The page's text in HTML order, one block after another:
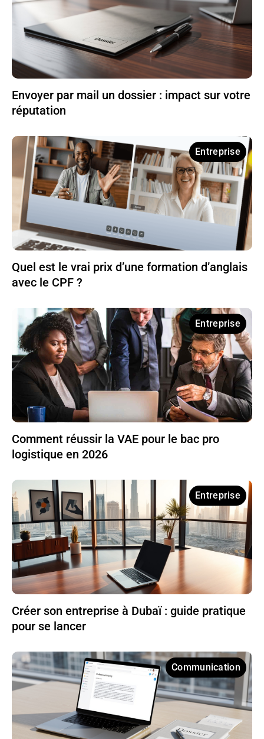
Envoyer par mail un dossier : impact sur votre
réputation
Entreprise
Quel est le vrai prix d’une formation d’anglais
avec le CPF ?
Entreprise
Comment réussir la VAE pour le bac pro
logistique en 2026
Entreprise
Créer son entreprise à Dubaï : guide pratique
pour se lancer
Communication